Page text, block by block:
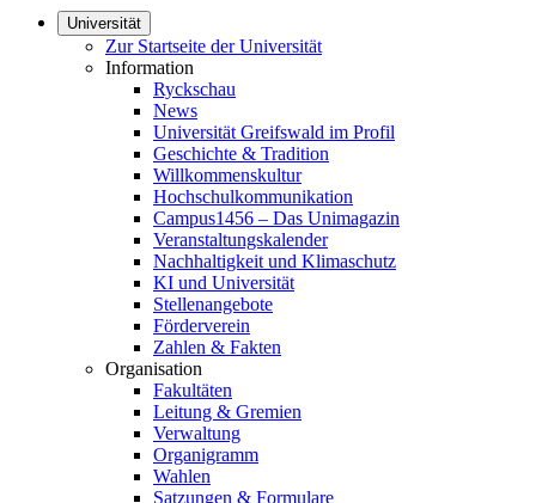
Universität
Zur Startseite der Universität
Information
Ryckschau
News
Universität Greifswald im Profil
Geschichte & Tradition
Willkommenskultur
Hochschulkommunikation
Campus1456 – Das Unimagazin
Veranstaltungskalender
Nachhaltigkeit und Klimaschutz
KI und Universität
Stellenangebote
Förderverein
Zahlen & Fakten
Organisation
Fakultäten
Leitung & Gremien
Verwaltung
Organigramm
Wahlen
Satzungen & Formulare